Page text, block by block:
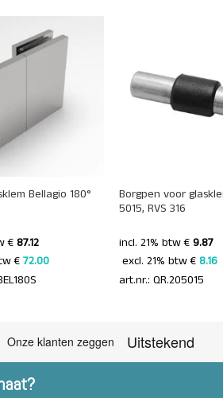
Bellagio 180°
€87.12
€ 72.00
Borgpen voor
5015, RVS 316
incl. 21% btw €9.87
excl. 21% btw € 8.16
art.nr.: QR.205015